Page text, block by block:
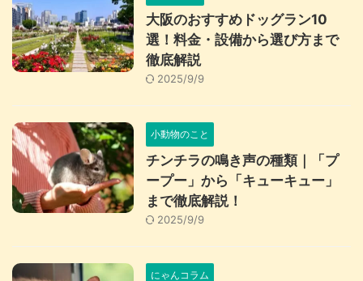
大阪のおすすめドッグラン10
選！料金・設備から選び方まで
徹底解説
2025/9/9
小動物のこと
チンチラの鳴き声の種類｜「プ
ープー」から「キューキュー」
まで徹底解説！
2025/9/9
にゃんコラム